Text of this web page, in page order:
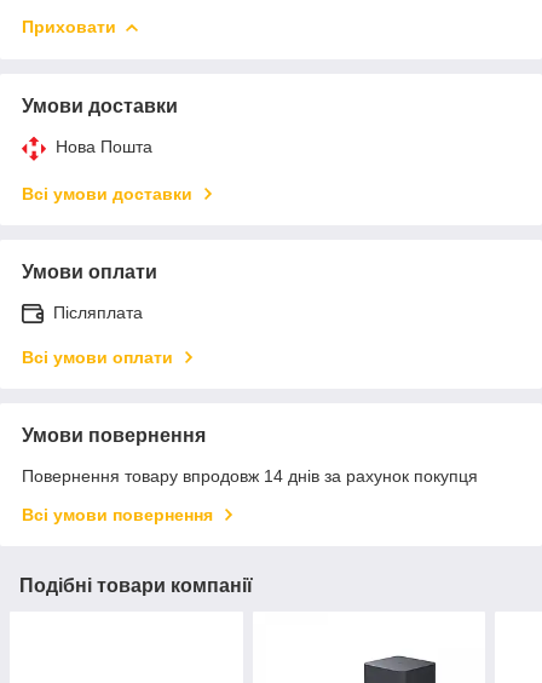
Приховати
Умови доставки
Нова Пошта
Всі умови доставки
Умови оплати
Післяплата
Всі умови оплати
Умови повернення
Повернення товару впродовж 14 днів за рахунок покупця
Всі умови повернення
Подібні товари компанії